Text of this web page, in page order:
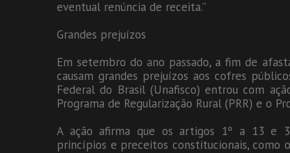
eventual renúncia de receita.”
Grandes prejuízos
Em setembro do ano passado, a fim de
causam grandes prejuízos aos cofres
Federal do Brasil (Unafisco) entrou com
Programa de Regularização Rural (PRR) e o
A ação afirma que os artigos 1º a 13 e
princípios e preceitos constitucionais,